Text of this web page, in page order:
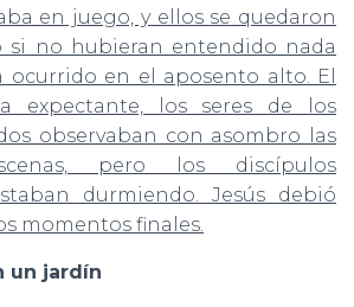
en juego, y ellos se quedaron
si no hubieran entendido nada
ocurrido en el aposento alto. El
expectante, los seres de los
observaban con asombro las
pero los discípulos
durmiendo. Jesús debió
momentos finales.
un jardín